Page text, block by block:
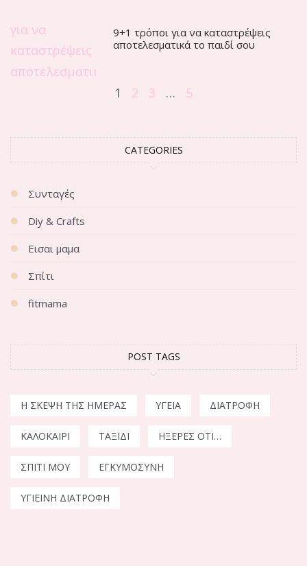
9+1 τρόποι για να καταστρέψεις
αποτελεσματικά το παιδί σου
1 2 3 … 5
CATEGORIES
Συνταγές
Diy & Crafts
Εισαι μαμα
Σπίτι
fitmama
POST TAGS
Η ΣΚΈΨΗ ΤΗΣ ΗΜΈΡΑΣ ΥΓΕΊΑ ΔΙΑΤΡΟΦΉ
ΚΑΛΟΚΑΊΡΙ ΤΑΞΊΔΙ ΉΞΕΡΕΣ ΌΤΙ…
ΣΠΊΤΙ ΜΟΥ ΕΓΚΥΜΟΣΎΝΗ
ΥΓΙΕΙΝΉ ΔΙΑΤΡΟΦΉ